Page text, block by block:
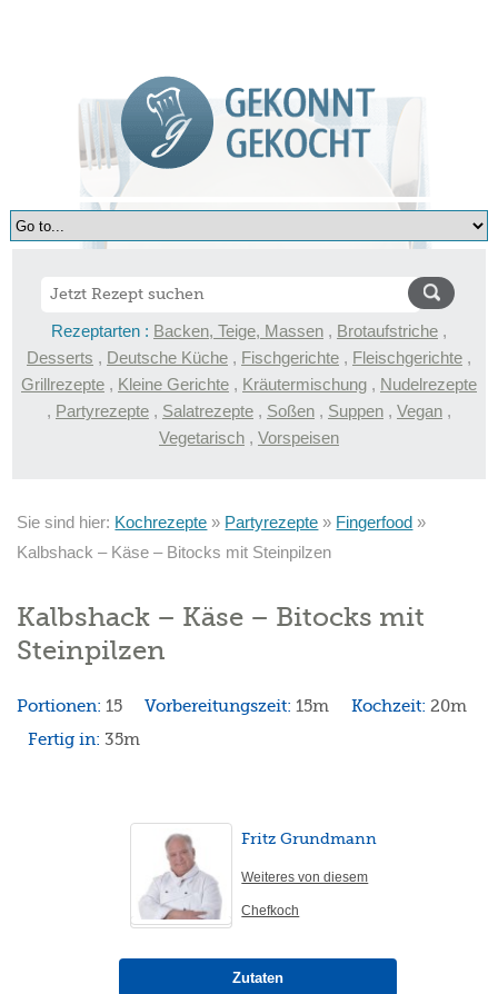
Rezeptarten : Backen, Teige, Massen , Brotaufstriche ,
Desserts , Deutsche Küche , Fischgerichte , Fleischgerichte ,
Grillrezepte , Kleine Gerichte , Kräutermischung , Nudelrezepte
, Partyrezepte , Salatrezepte , Soßen , Suppen , Vegan ,
Vegetarisch , Vorspeisen
Sie sind hier: Kochrezepte » Partyrezepte » Fingerfood »
Kalbshack – Käse – Bitocks mit Steinpilzen
Kalbshack – Käse – Bitocks mit
Steinpilzen
Portionen:15 Vorbereitungszeit:15m Kochzeit:20m
Fertig in: 35m
Fritz Grundmann
Weiteres von diesem
Chefkoch
Zutaten